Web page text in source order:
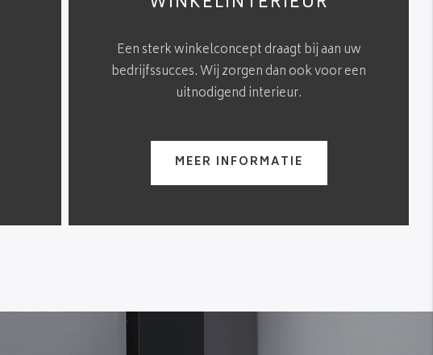
Een sterk winkelconcept draagt bij aan uw
bedrijfssucces. Wij zorgen dan ook voor een
uitnodigend interieur.
MEER INFORMATIE